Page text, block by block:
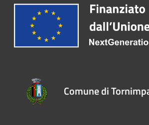
Comune di